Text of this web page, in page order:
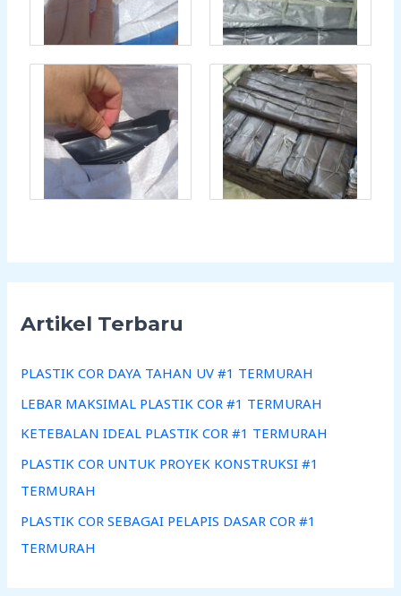
Artikel Terbaru
PLASTIK COR DAYA TAHAN UV #1 TERMURAH
LEBAR MAKSIMAL PLASTIK COR #1 TERMURAH
KETEBALAN IDEAL PLASTIK COR #1 TERMURAH
PLASTIK COR UNTUK PROYEK KONSTRUKSI #1
TERMURAH
PLASTIK COR SEBAGAI PELAPIS DASAR COR #1
TERMURAH